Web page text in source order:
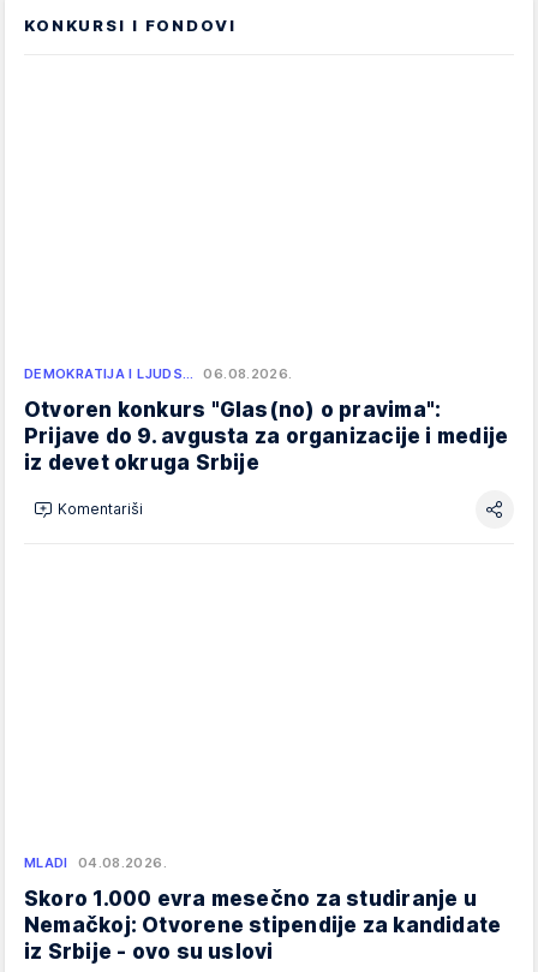
KONKURSI I FONDOVI
DEMOKRATIJA I LJUDS… 06.08.2026.
Otvoren konkurs "Glas(no) o pravima":
Prijave do 9. avgusta za organizacije i medije
iz devet okruga Srbije
Komentariši
MLADI 04.08.2026.
Skoro 1.000 evra mesečno za studiranje u
Nemačkoj: Otvorene stipendije za kandidate
iz Srbije - ovo su uslovi